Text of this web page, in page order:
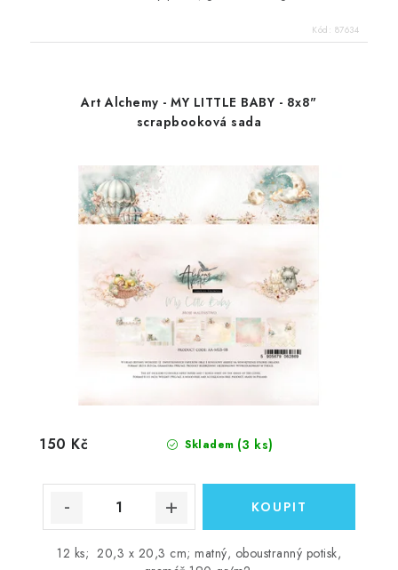
Kód: 87634
Art Alchemy - MY LITTLE BABY - 8x8"
scrapbooková sada
Skladem (3 ks)
150 Kč
12 ks; 20,3 x 20,3 cm; matný, oboustranný potisk,